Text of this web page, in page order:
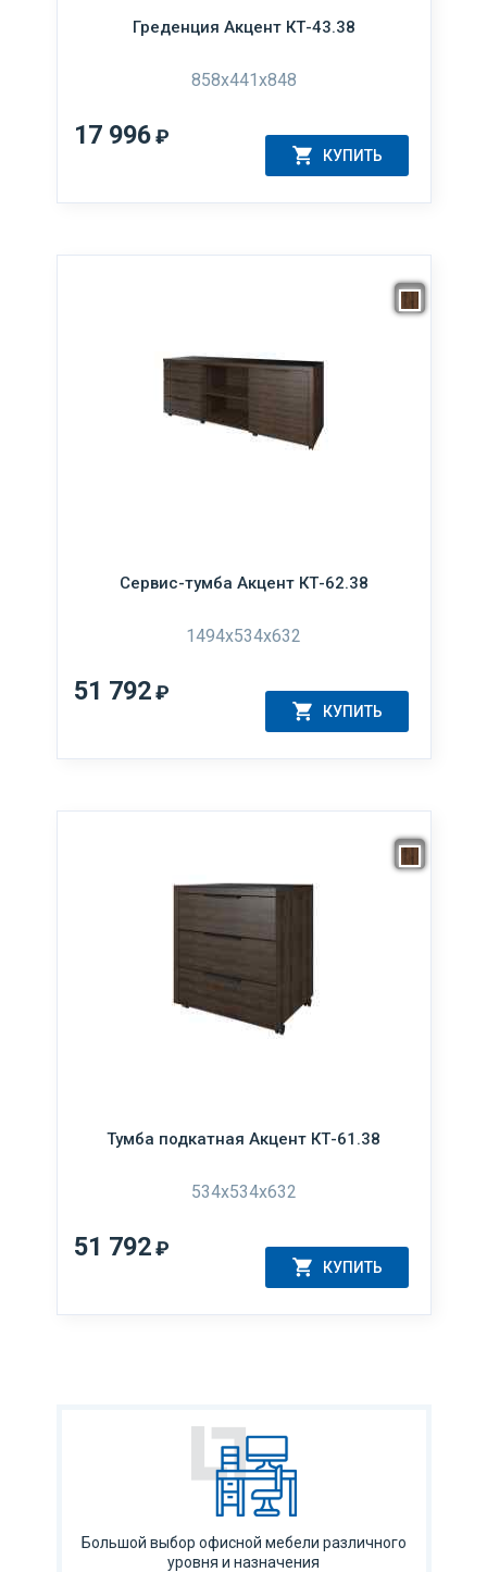
Греденция Акцент КТ-43.38
858x441x848
17 996₽
КУПИТЬ
Сервис-тумба Акцент КТ-62.38
1494x534x632
51 792₽
КУПИТЬ
Тумба подкатная Акцент КТ-61.38
534x534x632
51 792₽
КУПИТЬ
Большой выбор офисной мебели различного
уровня и назначения